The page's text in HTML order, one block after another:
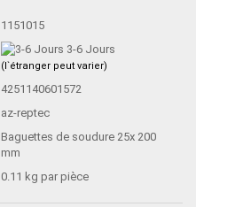
1151015
3-6 Jours
(l`étranger peut varier)
4251140601572
az-reptec
Baguettes de soudure 25x 200
mm
0.11 kg par pièce